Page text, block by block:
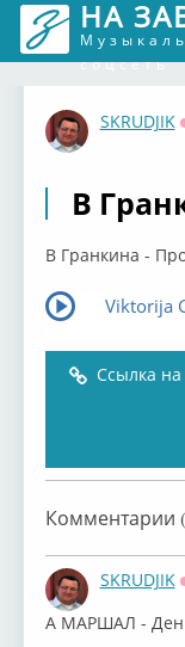
НА
соцсеть
SKRUDJIK
В
В Гранкина -
Viktorija
Ссылка на
Комментарии
SKRUDJIK
А МАРШАЛ -